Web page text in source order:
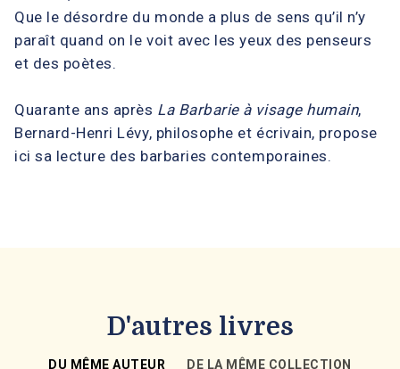
Que le désordre du monde a plus de sens qu’il n’y
paraît quand on le voit avec les yeux des penseurs
et des poètes.
Quarante ans après La Barbarie à visage humain,
Bernard-Henri Lévy, philosophe et écrivain, propose
ici sa lecture des barbaries contemporaines.
D'autres livres
DU MÊME AUTEUR DE LA MÊME COLLECTION